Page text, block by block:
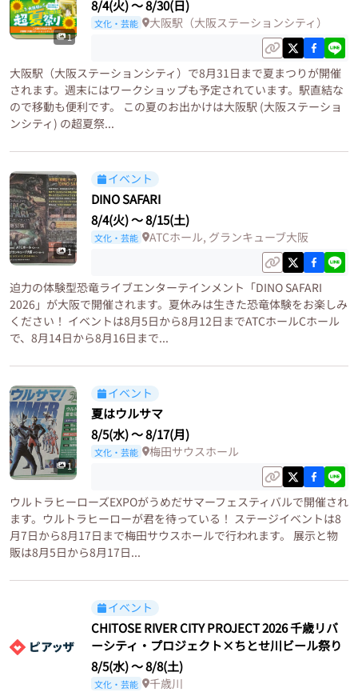
1
8/4(火)〜8/30(日)
文化・芸能 大阪駅（大阪ステーションシティ）
大阪駅（大阪ステーションシティ）で8月31日まで夏まつりが開催
されます。週末にはワークショップも予定されています。駅直結な
ので移動も便利です。 この夏のお出かけは大阪駅 (大阪ステーショ
ンシティ) の超夏祭...
1
イベント
DINO SAFARI
8/4(火)〜8/15(土)
文化・芸能 ATCホール, グランキューブ大阪
迫力の体験型恐竜ライブエンターテインメント「DINO SAFARI
2026」が大阪で開催されます。夏休みは生きた恐竜体験をお楽しみ
ください！ イベントは8月5日から8月12日までATCホールCホール
で、8月14日から8月16日まで...
1
イベント
夏はウルサマ
8/5(水)〜8/17(月)
文化・芸能 梅田サウスホール
ウルトラヒーローズEXPOがうめだサマーフェスティバルで開催され
ます。ウルトラヒーローが君を待っている！ ステージイベントは8
月7日から8月17日まで梅田サウスホールで行われます。 展示と物
販は8月5日から8月17日...
イベント
CHITOSE RIVER CITY PROJECT 2026 千歳リバ
ーシティ・プロジェクト×ちとせ川ビール祭り
8/5(水)〜8/8(土)
文化・芸能 千歳川